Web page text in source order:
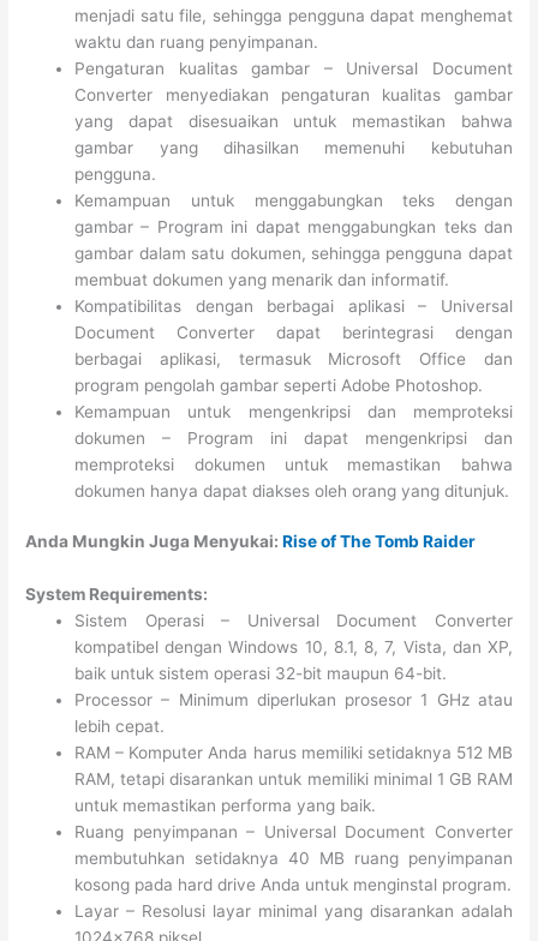
menjadi satu file, sehingga pengguna dapat menghemat
waktu dan ruang penyimpanan.
Pengaturan kualitas gambar – Universal Document
Converter menyediakan pengaturan kualitas gambar
yang dapat disesuaikan untuk memastikan bahwa
gambar yang dihasilkan memenuhi kebutuhan
pengguna.
Kemampuan untuk menggabungkan teks dengan
gambar – Program ini dapat menggabungkan teks dan
gambar dalam satu dokumen, sehingga pengguna dapat
membuat dokumen yang menarik dan informatif.
Kompatibilitas dengan berbagai aplikasi – Universal
Document Converter dapat berintegrasi dengan
berbagai aplikasi, termasuk Microsoft Office dan
program pengolah gambar seperti Adobe Photoshop.
Kemampuan untuk mengenkripsi dan memproteksi
dokumen – Program ini dapat mengenkripsi dan
memproteksi dokumen untuk memastikan bahwa
dokumen hanya dapat diakses oleh orang yang ditunjuk.
Anda Mungkin Juga Menyukai:Rise of The Tomb Raider
System Requirements:
Sistem Operasi – Universal Document Converter
kompatibel dengan Windows 10, 8.1, 8, 7, Vista, dan XP,
baik untuk sistem operasi 32-bit maupun 64-bit.
Processor – Minimum diperlukan prosesor 1 GHz atau
lebih cepat.
RAM – Komputer Anda harus memiliki setidaknya 512 MB
RAM, tetapi disarankan untuk memiliki minimal 1 GB RAM
untuk memastikan performa yang baik.
Ruang penyimpanan – Universal Document Converter
membutuhkan setidaknya 40 MB ruang penyimpanan
kosong pada hard drive Anda untuk menginstal program.
Layar – Resolusi layar minimal yang disarankan adalah